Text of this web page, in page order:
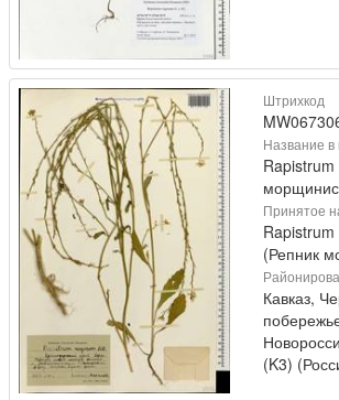
Штрихкод
Название в
Принятое
(Репник
Кавказ,
(K3)